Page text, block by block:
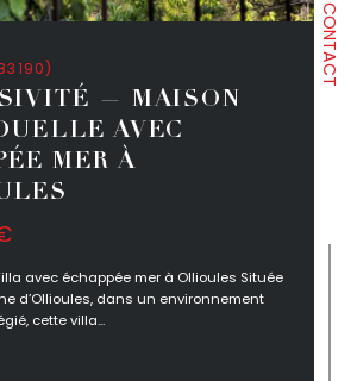
CONTACT
— MAISON
AVEC
MER À
avec échappée mer à Ollioules Située
d’Ollioules, dans un environnement
cette villa...